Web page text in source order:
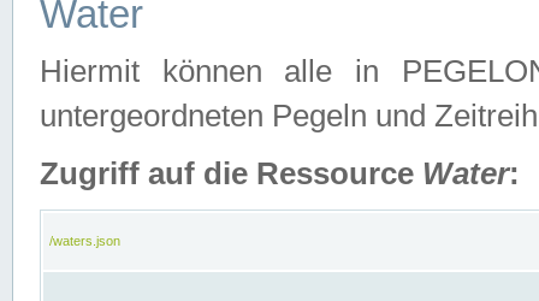
Water
Hiermit können alle in
untergeordneten Pegeln und
Zugriff auf die Ressource Water:
/waters.json